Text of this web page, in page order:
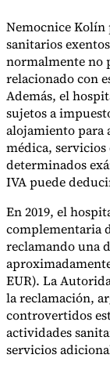
Nemocnice
sanitarios
normalmente no
relacionado con
Además, el
sujetos a
alojamiento para
médica,
determinados
IVA puede
En 2019, el
complementaria
reclamando una
EUR). La
la reclamación,
controvertidos
actividades
servicios